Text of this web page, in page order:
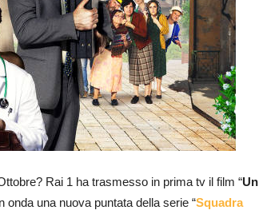
Rai 1 ha trasmesso in prima tv il film “Un
onda una nuova puntata della serie “Squadra